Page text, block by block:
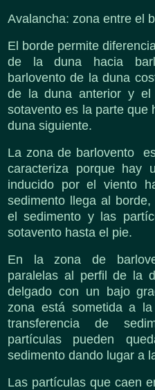
Avalancha: zona entre el
El borde permite
de la duna hacia
barlovento de la duna
de la duna anterior y el
sotavento es la parte que
duna siguiente.
La zona de barlovento
caracteriza porque hay
inducido por el viento
sedimento llega al
el sedimento y las
sotavento hasta el pie.
En la zona de
paralelas al perfil de la
delgado con un bajo
zona está sometida a
transferencia de
partículas pueden
sedimento dando lugar a
Las partículas que caen